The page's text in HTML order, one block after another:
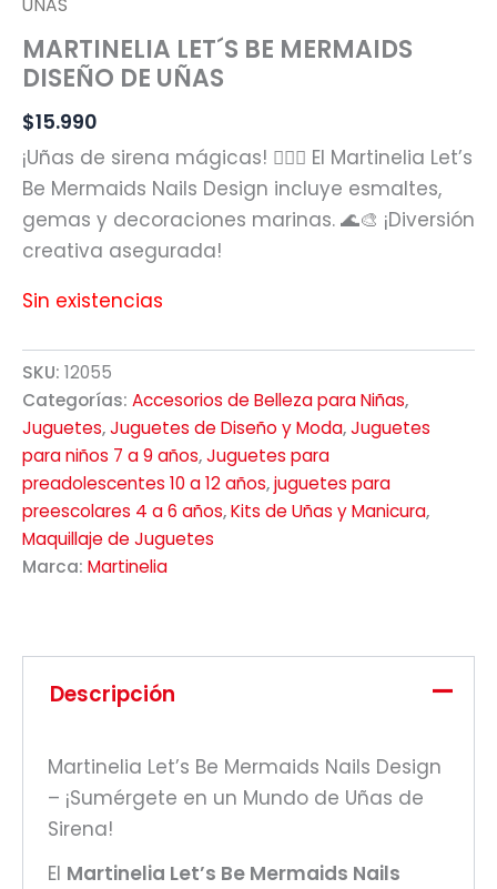
UÑAS
MARTINELIA LET´S BE MERMAIDS
DISEÑO DE UÑAS
$15.990
¡Uñas de sirena mágicas! 🧜‍♀️✨ El Martinelia Let’s
Be Mermaids Nails Design incluye esmaltes,
gemas y decoraciones marinas. 🌊🎨 ¡Diversión
creativa asegurada!
Sin existencias
SKU: 12055
Categorías: Accesorios de Belleza para Niñas,
Juguetes,Juguetes de Diseño y Moda,Juguetes
para niños 7 a 9 años,Juguetes para
preadolescentes 10 a 12 años,juguetes para
preescolares 4 a 6 años,Kits de Uñas y Manicura,
Maquillaje de Juguetes
Marca: Martinelia
Descripción
Martinelia Let’s Be Mermaids Nails Design
– ¡Sumérgete en un Mundo de Uñas de
Sirena!
El Martinelia Let’s Be Mermaids Nails